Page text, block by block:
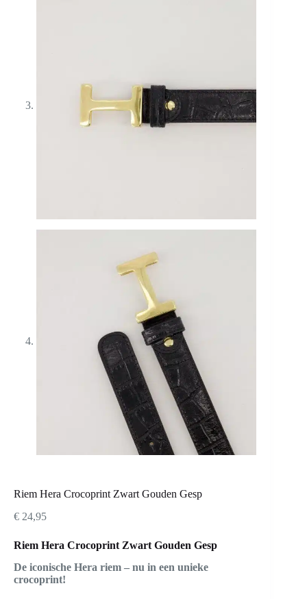
Riem Hera Crocoprint Zwart Gouden Gesp
€ 24,95
Riem Hera Crocoprint Zwart Gouden Gesp
De iconische Hera riem – nu in een unieke
crocoprint!